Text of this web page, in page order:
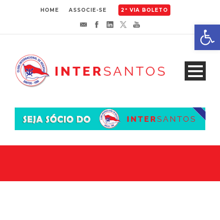
HOME ASSOCIE-SE 2ª VIA BOLETO
Abrir